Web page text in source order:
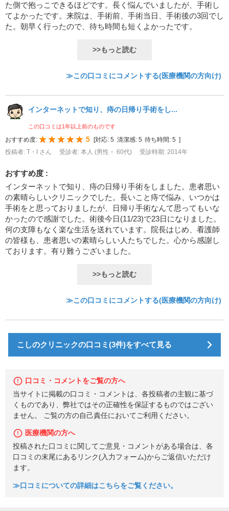
た側で抱っこできるほどです。長く悩んでいましたが、手術し
てよかったです。来院は、手術前、手術当日、手術後の3回でし
た。朝早く行ったので、待ち時間も短くよかったです。
>>もっと読む
≫この口コミにコメントする(医療機関の方向け)
インターネットで知り、痔の日帰り手術をし...
この口コミは1年以上前のものです
おすすめ度: 5 [対応: 5 清潔感: 5 待ち時間: 5 ]
投稿者: T・I さん
受診者: 本人 (男性・ 60代) 受診時期: 2014年
おすすめ度 :
インターネットで知り、痔の日帰り手術をしました。患者思い
の素晴らしいクリニックでした。長いこと痔で悩み、いつかは
手術をと思っておりましたが、日帰り手術なんて思ってもいな
かったので感謝でした。術後今日(11/23)で23日になりました。
何の支障もなく楽な生活を送れています。院長はじめ、看護師
の皆様も、患者思いの素晴らしい人たちでした。心から感謝し
ております。有り難うございました。
>>もっと読む
≫この口コミにコメントする(医療機関の方向け)
こしのクリニックの口コミ(3件)をすべて見る
口コミ・コメントをご覧の方へ
当サイトに掲載の口コミ・コメントは、各投稿者の主観に基づ
くものであり、弊社ではその正確性を保証するものではござい
ません。 ご覧の方の自己責任においてご利用ください。
医療機関の方へ
投稿された口コミに関してご意見・コメントがある場合は、各
口コミの末尾にあるリンク(入力フォーム)からご返信いただけ
ます。
≫口コミについての詳細はこちらをご覧ください。